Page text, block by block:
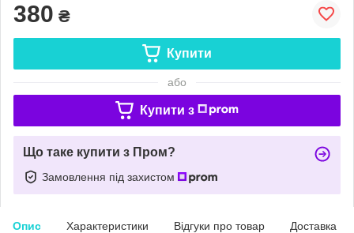
380 ₴
Купити
або
Купити з
Що таке купити з Пром?
Замовлення під захистом
Опис Характеристики Відгуки про товар Доставка